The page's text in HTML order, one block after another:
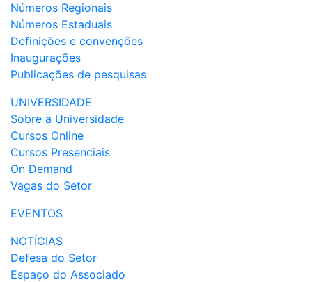
Números Regionais
Números Estaduais
Definições e convenções
Inaugurações
Publicações de pesquisas
UNIVERSIDADE
Sobre a Universidade
Cursos Online
Cursos Presenciais
On Demand
Vagas do Setor
EVENTOS
NOTÍCIAS
Defesa do Setor
Espaço do Associado